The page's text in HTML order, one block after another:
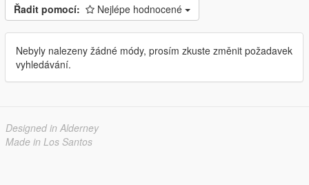
Řadit pomocí: Nejlépe hodnocené
Nebyly nalezeny žádné módy, prosím zkuste změnit požadavek
vyhledávání.
Designed in Alderney
Made in Los Santos